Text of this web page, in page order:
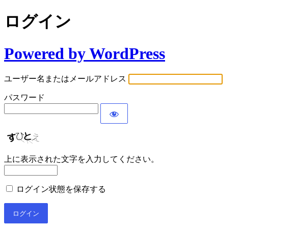
ログイン
Powered by WordPress
ユーザー名またはメールアドレス
パスワード
上に表示された文字を入力してください。
ログイン状態を保存する